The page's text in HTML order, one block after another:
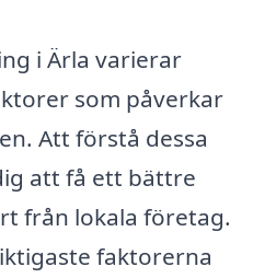
i Ärla varierar
som påverkar
Att förstå dessa
att få ett bättre
från lokala företag.
faktorerna